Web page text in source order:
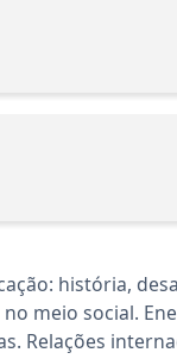
história,
meio social.
Relações